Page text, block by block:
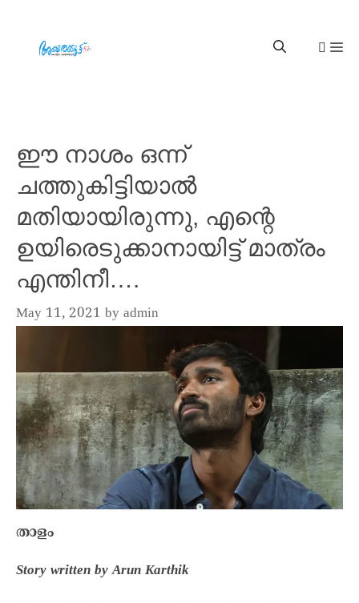
ഈ നാശം ഒന്ന്
ചത്തുകിട്ടിയാൽ
മതിയായിരുന്നു, എന്റെ
ഉയിരെടുക്കാനായിട്ട് മാത്രം
എന്തിനീ….
May 11, 2021 by admin
താളം
Story written by Arun Karthik